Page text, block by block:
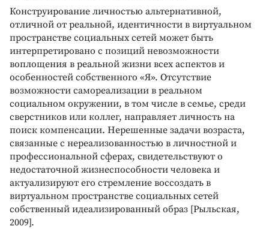
Конструирование личностью альтернативной,
отличной от реальной, идентичности в виртуальном
пространстве социальных сетей может быть
интерпретировано с позиций невозможности
воплощения в реальной жизни всех аспектов и
особенностей собственного «Я». Отсутствие
возможности самореализации в реальном
социальном окружении, в том числе в семье, среди
сверстников или коллег, направляет личность на
поиск компенсации. Нерешенные задачи возраста,
связанные с нереализованностью в личностной и
профессиональной сферах, свидетельствуют о
недостаточной жизнеспособности человека и
актуализируют его стремление воссоздать в
виртуальном пространстве социальных сетей
собственный идеализированный образ [Рыльская,
2009].